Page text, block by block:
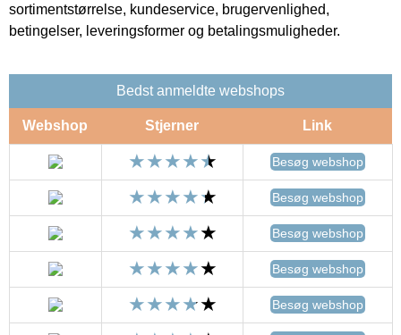
sortimentstørrelse, kundeservice, brugervenlighed,
betingelser, leveringsformer og betalingsmuligheder.
Bedst anmeldte webshops
Webshop Stjerner Link
Besøg webshop
Besøg webshop
Besøg webshop
Besøg webshop
Besøg webshop